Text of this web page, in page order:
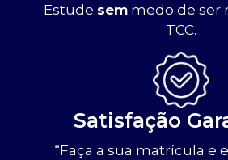
Estude sem medo de ser
TCC.
Satisfação
“Faça a sua matrícula e